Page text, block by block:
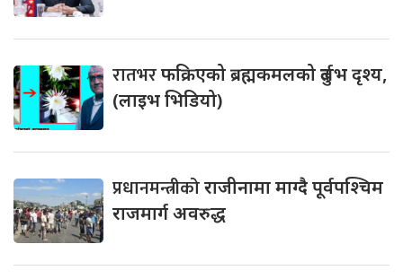
रातभरफक्रिएको ब्रह्मकमलको दुर्लभ दृश्य,
(लाइभ भिडियो)
प्रधानमन्त्रीकोराजीनामा माग्दै पूर्वपश्चिम
राजमार्ग अवरुद्ध